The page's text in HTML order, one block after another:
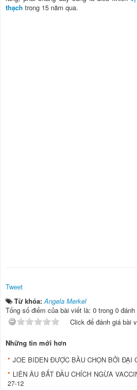
thạch trong 15 năm qua.
Tweet
Từ khóa:Angela Merkel
Tổng số điểm của bài viết là: 0 trong 0 đánh
Click để đánh giá bài
Những tin mới hơn
JOE BIDEN ĐƯỢC BẦU CHỌN BỞI ĐẠI
LIÊN ÂU BẮT ĐẦU CHÍCH NGỪA
27-12